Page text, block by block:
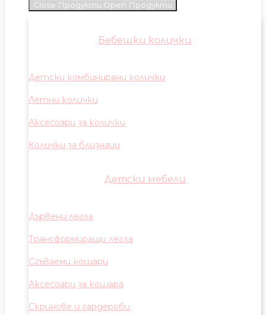
Close Продукти Open Продукти
Бебешки колички
Детски комбинирани колички
Летни колички
Аксесоари за колички
Колички за близнаци
Детски мебели
Дървени легла
Трансформиращи легла
Сгъваеми кошари
Аксесоари за кошара
Скринове и гардероби